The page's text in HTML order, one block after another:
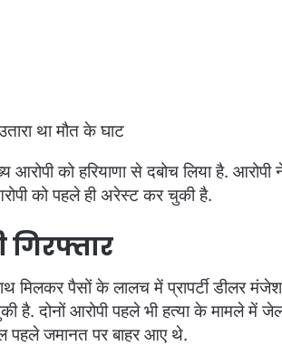
को हरियाणा से दबोच लिया है. आरोपी
को पहले ही अरेस्ट कर चुकी है.
गिरफ्तार
मिलकर पैसों के लालच में प्रापर्टी डीलर मंजेश
है. दोनों आरोपी पहले भी हत्या के मामले में
पहले जमानत पर बाहर आए थे.